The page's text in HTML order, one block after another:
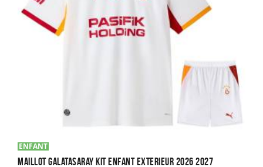
ENFANT
Maillot Galatasaray Kit Enfant Exterieur 2026 2027